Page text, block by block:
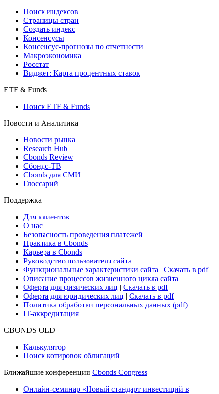
Поиск кредитов
Индексы
Поиск индексов
Страницы стран
Создать индекс
Консенсусы
Консенсус-прогнозы по отчетности
Макроэкономика
Виджет: Карта процентных ставок
ETF & Funds
Поиск ETF & Funds
Новости и Аналитика
Новости рынка
Research Hub
Cbonds Review
Сбондс-ТВ
Глоссарий
Поддержка
Для клиентов
О нас
Безопасность проведения платежей
Практика в Cbonds
Карьера в Cbonds
Руководство пользователя сайта
Функциональные характеристики сайта|Скачать в pdf
Описание процессов жизненного цикла сайта
Оферта для физических лиц
Оферта для юридических лиц
IT-аккредитация
Поиск котировок облигаций